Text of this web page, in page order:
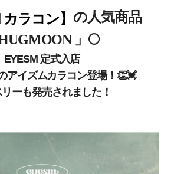
カラコン】 の人気商品
」 🌕
EYESM 定式入店
アイズムカラコン登場！👏💓
ーも発売されました！